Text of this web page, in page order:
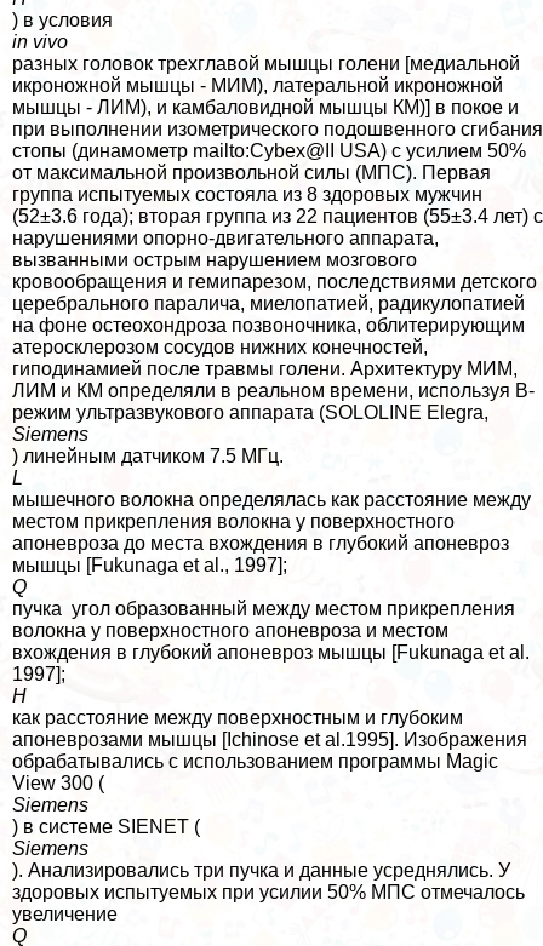
) в условия
in vivo
разных головок трехглавой мышцы голени [медиальной
икроножной мышцы - МИМ), латеральной икроножной
мышцы - ЛИМ), и камбаловидной мышцы КМ)] в покое и
при выполнении изометрического подошвенного сгибания
стопы (динамометр mailto:Cybex@II USA) с усилием 50%
от максимальной произвольной силы (МПС). Первая
группа испытуемых состояла из 8 здоровых мужчин
(52±3.6 года); вторая группа из 22 пациентов (55±3.4 лет) с
нарушениями опopно-двигательного аппарата,
вызванными острым нарушением мозгового
кровообращения и гемипарезом, последствиями детского
церебрального паралича, миелопатией, радикулопатией
на фоне остеохондроза позвоночника, облитерирующим
атеросклерозом сосудов нижних конечностей,
гиподинамией после травмы голени. Архитектуру МИМ,
ЛИМ и КМ определяли в реальном времени, используя В-
режим ультразвукового аппарата (SOLOLINE Elegra,
Siemens
) линейным датчиком 7.5 МГц.
L
мышечного волокна определялась как расстояние между
местом прикрепления волокна у поверхностного
апоневроза до места вхождения в глубокий апоневроз
мышцы [Fukunaga et al., 1997];
Q
пучка угол образованный между местом прикрепления
волокна у поверхностного апоневроза и местом
вхождения в глубокий апоневроз мышцы [Fukunaga et al.
1997];
H
как расстояние между поверхностным и глубоким
апоневрозами мышцы [Ichinose et al.1995]. Изображения
обpaбатывались с использованием программы Magic
View 300 (
Siemens
) в системе SIENET (
Siemens
). Анализировались три пучка и данные усреднялись. У
здоровых испытуемых при усилии 50% МПС отмечалось
увеличение
Q